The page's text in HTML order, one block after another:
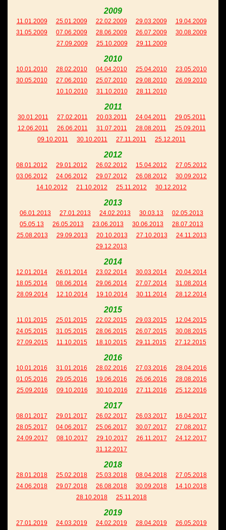
2009
11.01.2009 25.01.2009 22.02.2009 29.03.2009
19.04.2009
31.05.2009
07.06.2009 28.06.2009 26.07.2009
30.08.2009
27.09.2009
25.10.2009 29.11.2009
2010
10.01.2010 28.02.2010 04.04.2010 25.04.2010
23.05.2010
30.05.2010
27.06.2010 25.07.2010 29.08.2010
26.09.2010
10.10.2010
31.10.2010 28.11.2010
2011
30.01.2011 27.02.2011 20.03.2011 24.04.2011
29.05.2011
12.06.2011
26.06.2011 31.07.2011 28.08.2011
25.09.2011
09.10.2011
30.10.2011 27.11.2011 25.12.2011
2012
08.01.2012 29.01.2012 26.02.2012 15.04.2012
27.05.2012
03.06.2012
24.06.2012 29.07.2012 26.08.2012
30.09.2012
14.10.2012
21.10.2012 25.11.2012 30.12.2012
2013
06.01.2013 27.01.2013 24.02.2013 30.03.13
02.05.2013
05.05.13
26.05.2013 23.06.2013 30.06.2013
28.07.2013
25.08.2013
29.09.2013 20.10.2013 27.10.2013
24.11.2013
29.12.2013
2014
12.01.2014 26.01.2014 23.02.2014 30.03.2014
20.04.2014
18.05.2014
08.06.2014 29.06.2014 27.07.2014
31.08.2014
28.09.2014
12.10.2014 19.10.2014 30.11.2014 28.12.2014
2015
11.01.2015 25.01.2015 22.02.2015 29.03.2015
12.04.2015
24.05.2015
31.05.2015 28.06.2015 26.07.2015
30.08.2015
27.09.2015
11.10.2015 18.10.2015 29.11.2015 27.12.2015
2016
10.01.2016 31.01.2016 28.02.2016 27.03.2016
28.04.2016
01.05.2016
29.05.2016 19.06.2016 26.06.2016
28.08.2016
25.09.2016
09.10.2016 30.10.2016 27.11.2016 25.12.2016
2017
08.01.2017 29.01.2017 26.02.2017 26.03.2017
16.04.2017
28.05.2017
04.06.2017 25.06.2017 30.07.2017
27.08.2017
24.09.2017
08.10.2017 29.10.2017 26.11.2017
24.12.2017
31.12.2017
2018
28.01.2018 25.02.2018 25.03.2018 08.04.2018
27.05.2018
24.06.2018
29.07.2018 26.08.2018 30.09.2018
14.10.2018
28.10.2018
25.11.2018
2019
27.01.2019 24.03.2019 24.02.2019 28.04.2019
26.05.2019